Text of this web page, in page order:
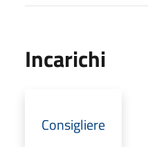
Incarichi
Consigliere